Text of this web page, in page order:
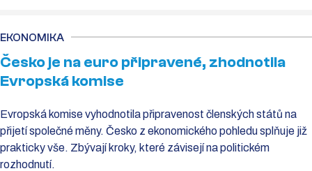
EKONOMIKA
Česko je na euro připravené, zhodnotila
Evropská komise
Evropská komise vyhodnotila připravenost členských států na
přijetí společné měny. Česko z ekonomického pohledu splňuje již
prakticky vše. Zbývají kroky, které závisejí na politickém
rozhodnutí.